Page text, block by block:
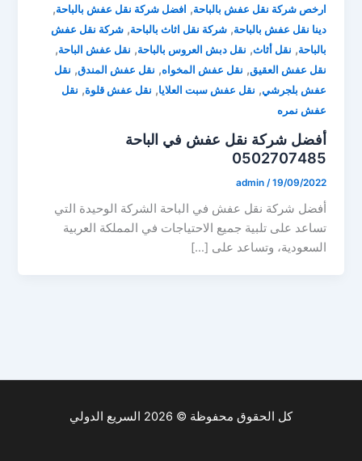
ارخص شركة نقل عفش بالباحة, افضل شركة نقل عفش بالباحة,
دينا نقل عفش بالباحة,شركة نقل اثاث بالباحة,شركة نقل عفش
بالباحة, نقل أثاث, نقل دبش العروس بالباحة, نقل عفش الباحة,
نقل عفش العقيق, نقل عفش المخواه, نقل عفش المندق, نقل
عفش بلجرشي, نقل عفش سبت العلايا, نقل عفش قلوة, نقل
عفش نمره
أفضل شركة نقل عفش في الباحة
0502707485
admin /19/09/2022
أفضل شركة نقل عفش في الباحة الشركة الوحيدة التي
تساعد على تلبية جميع الاحتياجات في المملكة العربية
السعودية، وتساعد على […]
كل الحقوق محفوظة © 2026 السريع الدولي